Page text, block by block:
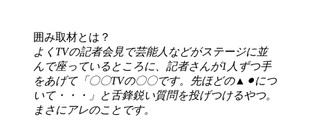
囲み取材とは？
よくTVの記者会見で芸能人などがステージに並
んで座っているところに、記者さんが1人ずつ手
をあげて「〇〇TVの〇〇です。先ほどの▲⚫︎につ
いて・・・」と舌鋒鋭い質問を投げつけるやつ。
まさにアレのことです。